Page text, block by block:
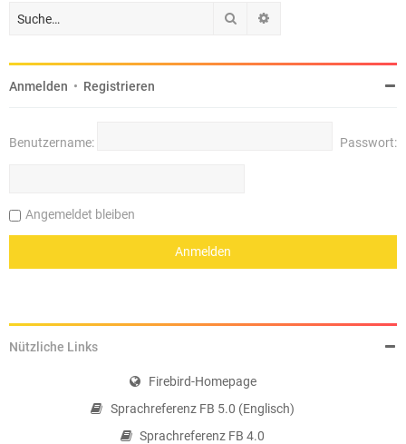
Suche
Anmelden • Registrieren
Benutzername: Passwort:
Angemeldet bleiben
Nützliche Links
Firebird-Homepage
Sprachreferenz FB 5.0 (Englisch)
Sprachreferenz FB 4.0